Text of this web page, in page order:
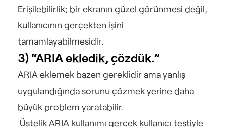
Erişilebilirlik; bir ekranın güzel görünmesi değil,
kullanıcının gerçekten işini
tamamlayabilmesidir.
3) “ARIA ekledik, çözdük.”
ARIA eklemek bazen gereklidir ama yanlış
uygulandığında sorunu çözmek yerine daha
büyük problem yaratabilir.